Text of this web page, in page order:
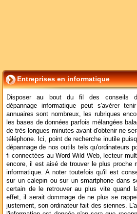
Entreprises en informatique
Disposer au bout du fil des conseils
dépannage informatique peut s'avérer
annuaires sont nombreux, les rubriques
les bases de données parfois mélangées
de très longues minutes avant d'obtenir ne
téléphone. Ici, point de recherche inutile
dépannage de nos outils tels qu'ordinateurs
fi connectées au Word Wild Web, lecteur
encore, il est aisé de trouver le plus proche
informatique. A noter toutefois qu'il est
sur un calepin ou sur un smartphone dans
certain de le retrouver au plus vite quand
effet, il serait dommage de ne plus se
justement, son ordinateur fait des siennes.